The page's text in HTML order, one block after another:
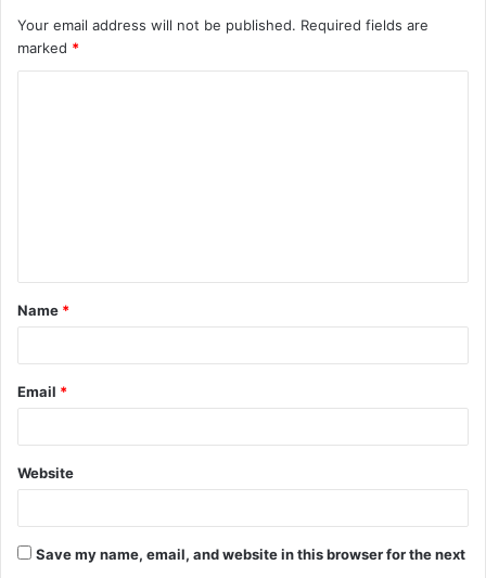
Your email address will not be published. Required fields are
marked *
t
*
Name *
Email *
Website
Save my name, email, and website in this browser for the next